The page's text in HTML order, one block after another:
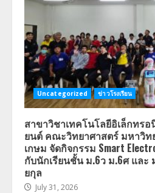
Uncategorized ข่าวโรงเรียน
สาขาวิชาเทคโนโลยีอิเล็กทร
ยนต์ คณะวิทยาศาสตร์ มหาวิ
เกษม จัดกิจกรรม Smart
กับนักเรียนชั้น ม.6ว ม.6ศ และ
ยกุล
July 31, 2026